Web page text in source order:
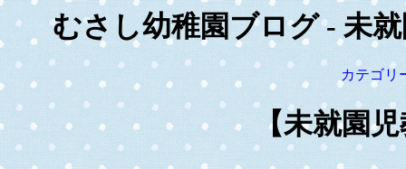
むさし幼稚園ブログ - 未
カテゴリ
【未就園